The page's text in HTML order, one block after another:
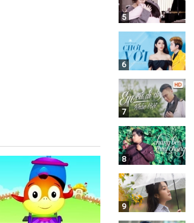
5
6
7
8
9